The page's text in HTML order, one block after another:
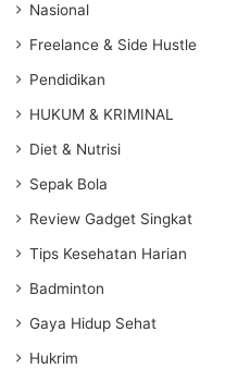
Nasional
Freelance & Side Hustle
Pendidikan
HUKUM & KRIMINAL
Diet & Nutrisi
Sepak Bola
Review Gadget Singkat
Tips Kesehatan Harian
Badminton
Gaya Hidup Sehat
Hukrim